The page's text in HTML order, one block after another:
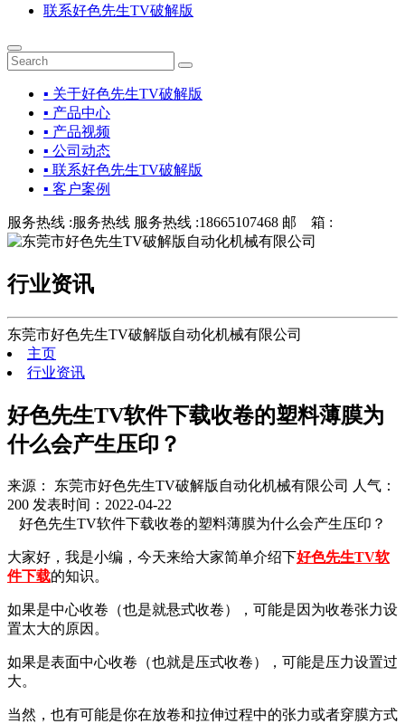
联系好色先生TV破解版
▪ 关于好色先生TV破解版
▪ 产品中心
▪ 产品视频
▪ 公司动态
▪ 联系好色先生TV破解版
▪ 客户案例
服务热线 :服务热线 服务热线 :18665107468 邮 箱 :
行业资讯
东莞市好色先生TV破解版自动化机械有限公司
主页
行业资讯
好色先生TV软件下载收卷的塑料薄膜为
什么会产生压印？
来源： 东莞市好色先生TV破解版自动化机械有限公司
人气：
200 发表时间：2022-04-22
好色先生TV软件下载收卷的塑料薄膜为什么会产生压印？
大家好，我是小编，今天来给大家简单介绍下好色先生TV软
件下载的知识。
如果是中心收卷（也是就悬式收卷），可能是因为收卷张力设
置太大的原因。
如果是表面中心收卷（也就是压式收卷），可能是压力设置过
大。
当然，也有可能是你在放卷和拉伸过程中的张力或者穿膜方式